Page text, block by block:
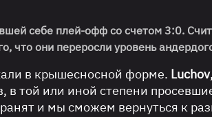
себе плей-офф со счетом 3:0.
что они переросли уровень
в крышесносной форме. Luchov
в той или иной степени
и мы сможем вернуться к